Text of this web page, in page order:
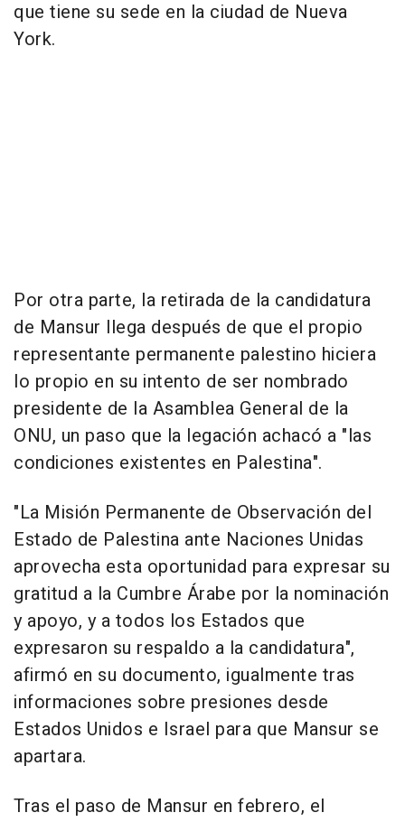
que tiene su sede en la ciudad de Nueva
York.
Por otra parte, la retirada de la candidatura
de Mansur llega después de que el propio
representante permanente palestino hiciera
lo propio en su intento de ser nombrado
presidente de la Asamblea General de la
ONU, un paso que la legación achacó a "las
condiciones existentes en Palestina".
"La Misión Permanente de Observación del
Estado de Palestina ante Naciones Unidas
aprovecha esta oportunidad para expresar su
gratitud a la Cumbre Árabe por la nominación
y apoyo, y a todos los Estados que
expresaron su respaldo a la candidatura",
afirmó en su documento, igualmente tras
informaciones sobre presiones desde
Estados Unidos e Israel para que Mansur se
apartara.
Tras el paso de Mansur en febrero, el